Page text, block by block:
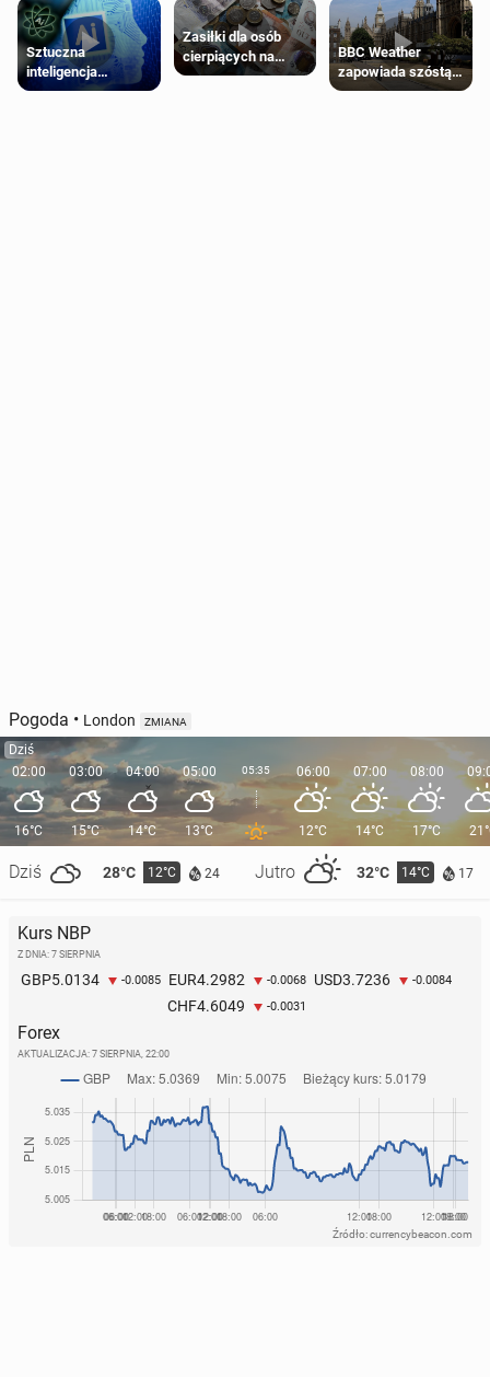
Sztuczna
inteligencja
próbowała oszukać
Zasiłki dla osób
cierpiących na
schorzenia
BBC Weather
zapowiada szóstą
falę upałów w
Pogoda • London ZMIANA
Dziś
02:00
16°C
Dziś 28°C 12°C 24 Jutro 32°C 14°C 17
03:00
15°C
04:00
14°C
05:00
13°C
05:35 06:00
12°C
07:00
14°C
08:00
17°C
Kurs NBP
Z DNIA: 7 SIERPNIA
GBP5.0134 -0.0085 EUR4.2982 -0.0068 USD3.7236 -0.0084
CHF4.6049 -0.0031
Forex
AKTUALIZACJA: 7 SIERPNIA, 22:00
Źródło: currencybeacon.com